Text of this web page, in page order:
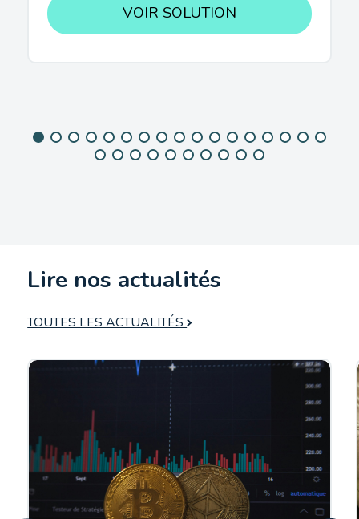
VOIR SOLUTION
Lire nos actualités
TOUTES LES ACTUALITÉS